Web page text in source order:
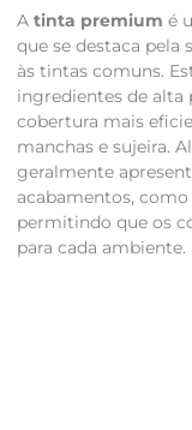
A tinta premium é
que se destaca pela
às tintas comuns.
ingredientes de alta
cobertura mais
manchas e sujeira.
geralmente
acabamentos,
permitindo que os
para cada ambiente.